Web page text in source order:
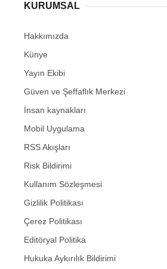
KURUMSAL
Hakkımızda
Künye
Yayın Ekibi
Güven ve Şeffaflık Merkezi
İnsan kaynakları
Mobil Uygulama
RSS Akışları
Risk Bildirimi
Kullanım Sözleşmesi
Gizlilik Politikası
Çerez Politikası
Editöryal Politika
Hukuka Aykırılık Bildirimi